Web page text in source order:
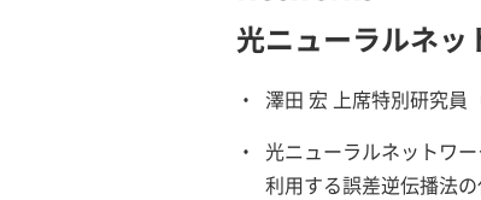
光ニューラルネッ
・
澤田 宏 上席特別研究員
・
光ニューラルネットワ
利用する誤差逆伝播法